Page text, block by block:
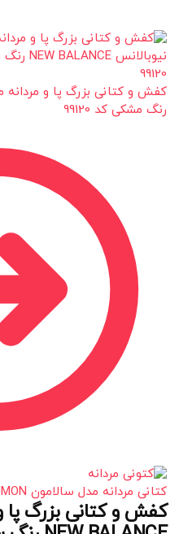
رنگ مشکی کد 99120
کتانی مردانه مدل سالامون SALOMON رنگ مشکی طوسی کد 9260
کفش و کتانی بزرگ پا